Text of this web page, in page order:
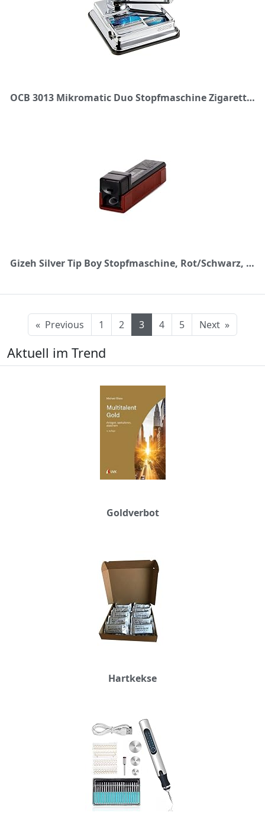
OCB 3013 Mikromatic Duo Stopfmaschine Zigaretten, Einzelpackung
Gizeh Silver Tip Boy Stopfmaschine, Rot/Schwarz, 1 Stück
« Previous 1 2 3 4 5 Next »
Aktuell im Trend
Goldverbot
Hartkekse